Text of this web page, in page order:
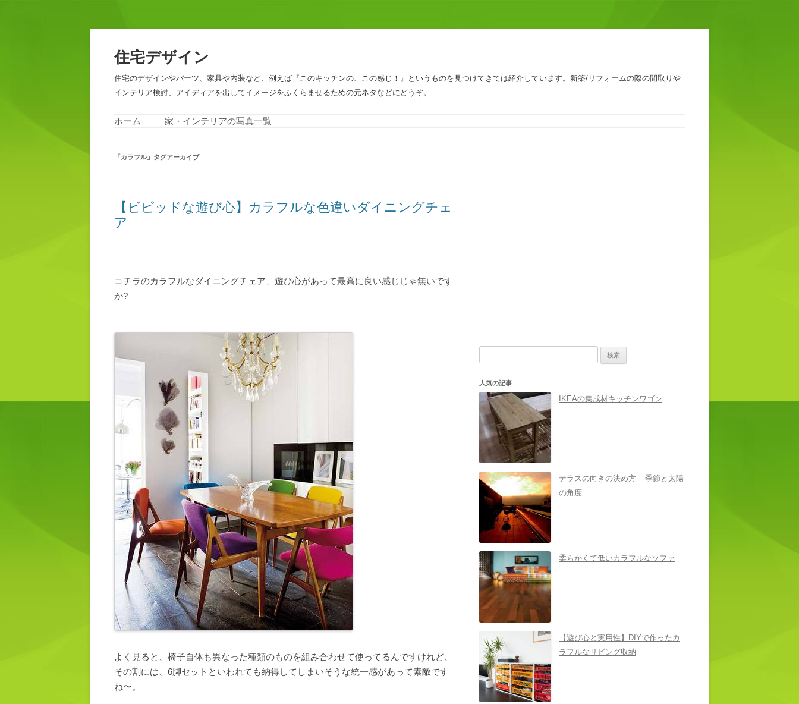
住宅デザイン
住宅のデザインやパーツ、家具や内装など、例えば『このキッチンの、この感じ！』というものを見つけてきては紹介しています。新築/リフォームの際の間取りや
インテリア検討、アイディアを出してイメージをふくらませるための元ネタなどにどうぞ。
ホーム 家・インテリアの写真一覧
「カラフル」タグアーカイブ
【ビビッドな遊び心】カラフルな色違いダイニングチェ
ア
コチラのカラフルなダイニングチェア、遊び心があって最高に良い感じじゃ無いです
か?
よく見ると、椅子自体も異なった種類のものを組み合わせて使ってるんですけれど、
その割には、6脚セットといわれても納得してしまいそうな統一感があって素敵です
ね〜。
人気の記事
IKEAの集成材キッチンワゴン
テラスの向きの決め方 – 季節と太陽
の角度
柔らかくて低いカラフルなソファ
【遊び心と実用性】DIYで作ったカ
ラフルなリビング収納